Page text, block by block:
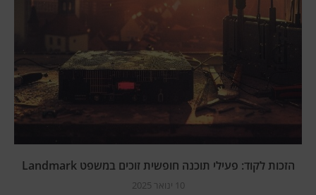
הזכות לקוד: פעילי תוכנה חופשית זוכים במשפט Landmark
10 ינואר 2025